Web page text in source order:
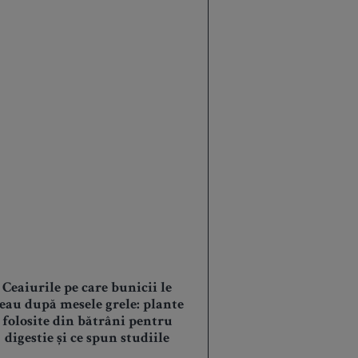
Ceaiurile pe care bunicii le
după mesele grele: plante
folosite din bătrâni pentru
digestie și ce spun studiile